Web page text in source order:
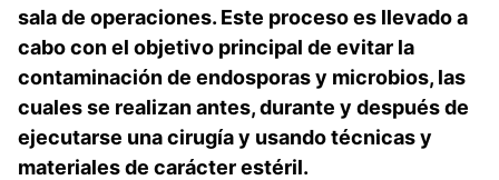
sala de operaciones. Este proceso es llevado a
cabo con el objetivo principal de evitar la
contaminación de endosporas y microbios, las
cuales se realizan antes, durante y después de
ejecutarse una cirugía y usando técnicas y
materiales de carácter estéril.